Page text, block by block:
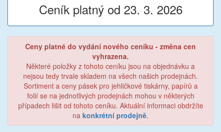
Ceník platný od 23. 3. 2026
Ceny platné do vydání nového ceníku - změna cen
vyhrazena.
Některé položky z tohoto ceníku jsou na objednávku a
nejsou tedy trvale skladem na všech našich prodejnách.
Sortiment a ceny pásek pro jehličkové tiskárny, papírů a
folií se na jednotlivých prodejnách mohou v některých
případech lišit od tohoto ceníku. Aktuální informaci obdržíte
na konkrétní prodejně.